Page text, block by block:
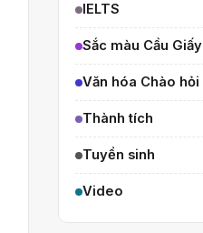
IELTS
Sắc màu Cầu Giấy
Văn hóa Chào hỏi
Thành tích
Tuyển sinh
Video